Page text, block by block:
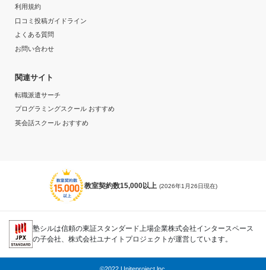
利用規約
口コミ投稿ガイドライン
よくある質問
お問い合わせ
関連サイト
転職派遣サーチ
プログラミングスクール おすすめ
英会話スクール おすすめ
教室契約数15,000以上 (2026年1月26日現在)
塾シルは信頼の東証スタンダード上場企業株式会社インタースペース
の子会社、株式会社ユナイトプロジェクトが運営しています。